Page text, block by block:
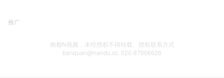
推广
南都N视频，未经授权不得转载、授权联系方式
banquan@nandu.cc. 020-87006626